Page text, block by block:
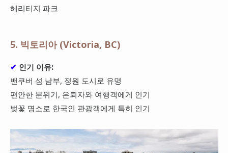
헤리티지 파크
5. 빅토리아 (Victoria, BC)
✔ 인기 이유:
밴쿠버 섬 남부, 정원 도시로 유명
편안한 분위기, 은퇴자와 여행객에게 인기
벚꽃 명소로 한국인 관광객에게 특히 인기